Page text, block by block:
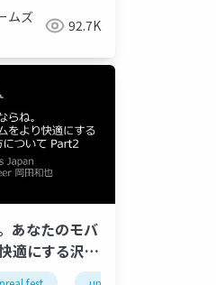
ムズ
92.7K
あなたのモバ
適にする沢山
いて Part 2